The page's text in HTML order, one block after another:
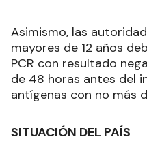
Asimismo, las
mayores de 12 años
PCR con resultado
de 48 horas antes del
antígenas con no más
SITUACIÓN DEL PAÍS